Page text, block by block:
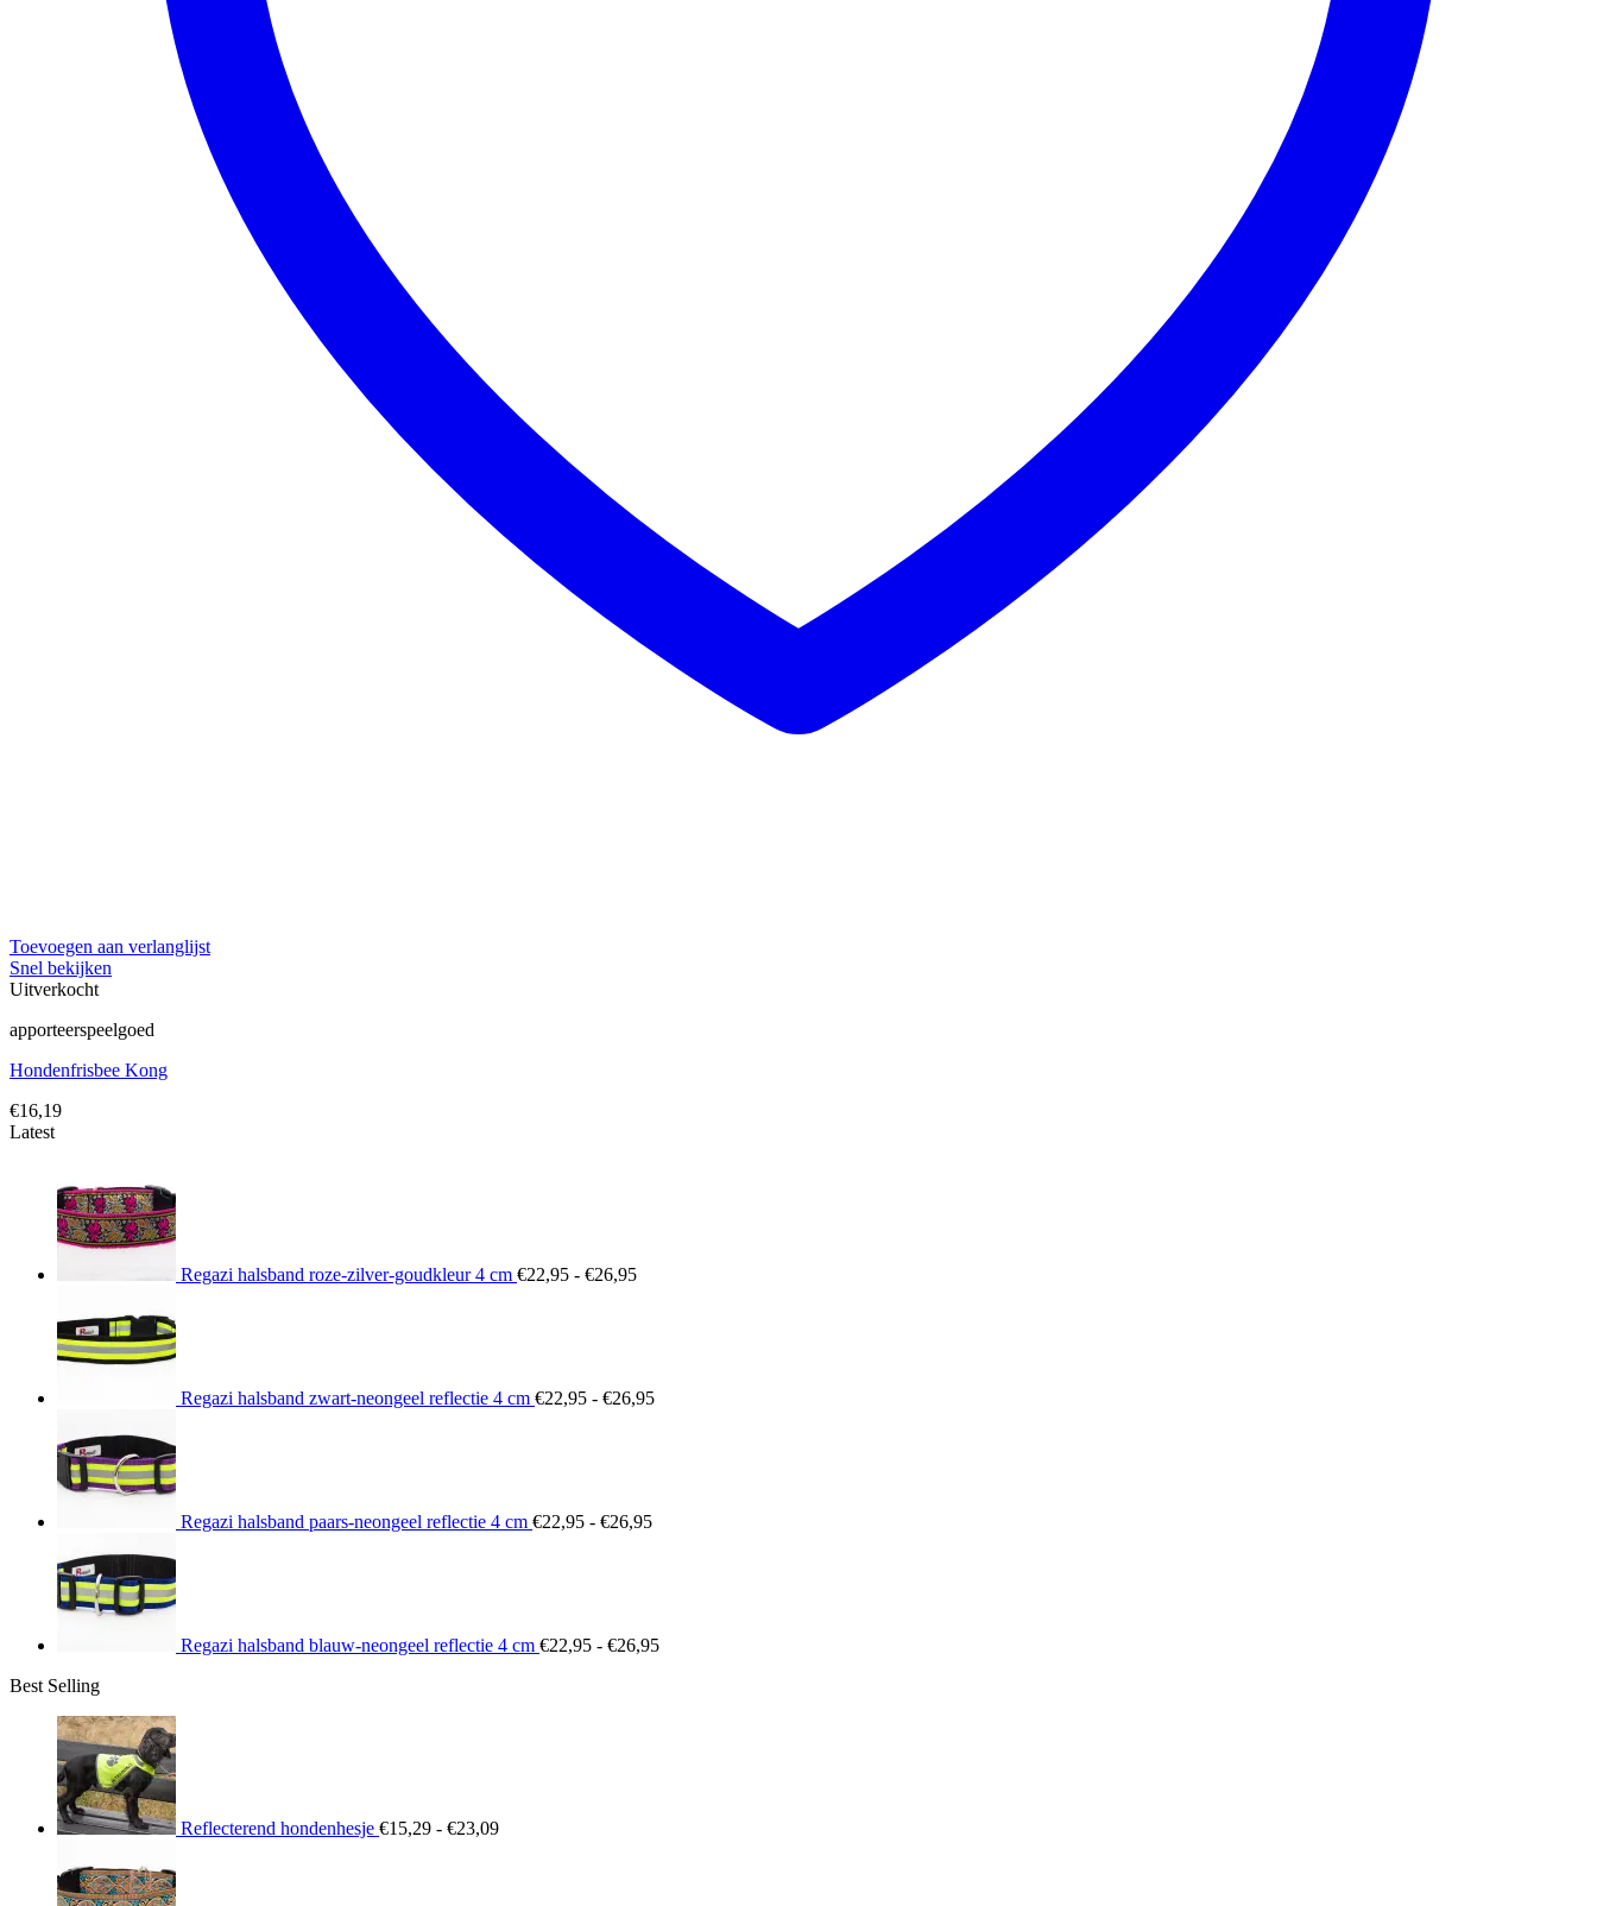
Toevoegen aan verlanglijst
Snel bekijken
Uitverkocht
apporteerspeelgoed
Hondenfrisbee Kong
€16,19
Latest
Regazi halsband roze-zilver-goudkleur 4 cm €22,95 - €26,95
Regazi halsband zwart-neongeel reflectie 4 cm €22,95 - €26,95
Regazi halsband paars-neongeel reflectie 4 cm €22,95 - €26,95
Regazi halsband blauw-neongeel reflectie 4 cm €22,95 - €26,95
Best Selling
Reflecterend hondenhesje €15,29 - €23,09